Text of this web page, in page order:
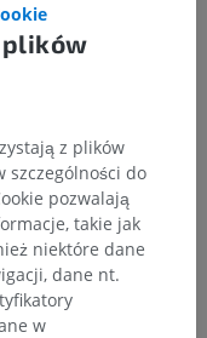
plików
z plików
szczególności do
pozwalają
takie jak
niektóre dane
dane nt.
w